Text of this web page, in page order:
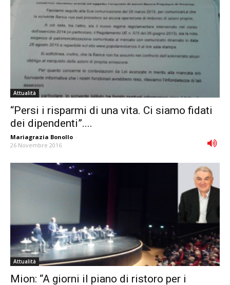
Attualità
“Persi i risparmi di una vita. Ci siamo fidati
dei dipendenti”....
Mariagrazia Bonollo -
26 Novembre 2016
Attualità
Mion: “A giorni il piano di ristoro per i